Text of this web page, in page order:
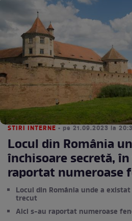
STIRI INTERNE • pe 21.09.2023 la
Locul din România
închisoare secretă,
raportat numeroase
Locul din România unde a
trecut
Aici s-au raportat numeroase